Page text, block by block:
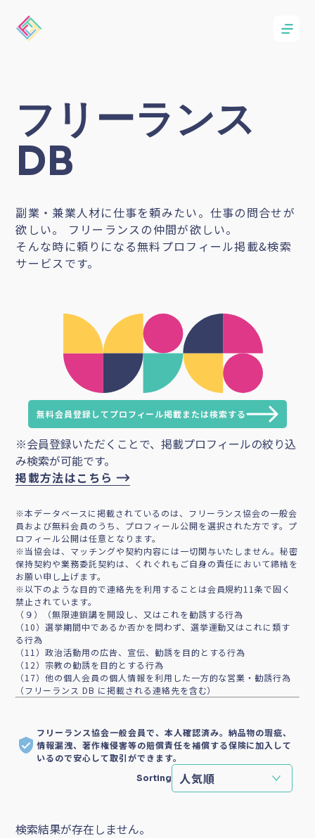
フリーランス
DB
副業・兼業人材に仕事を頼みたい。仕事の問合せが
欲しい。 フリーランスの仲間が欲しい。
そんな時に頼りになる無料プロフィール掲載&検索
サービスです。
無料会員登録してプロフィール掲載または検索する
※会員登録いただくことで、掲載プロフィールの絞り込
み検索が可能です。
掲載方法はこちら
※本データベースに掲載されているのは、フリーランス協会の一般会
員および無料会員のうち、プロフィール公開を選択された方です。プ
ロフィール公開は任意となります。
※当協会は、マッチングや契約内容には一切関与いたしません。秘密
保持契約や業務委託契約は、くれぐれもご自身の責任において締結を
お願い申し上げます。
※以下のような目的で連絡先を利用することは会員規約11条で固く
禁止されています。
（９）（無限連鎖講を開設し、又はこれを勧誘する行為
（10）選挙期間中であるか否かを問わず、選挙運動又はこれに類す
る行為
（11）政治活動用の広告、宣伝、勧誘を目的とする行為
（12）宗教の勧誘を目的とする行為
（17）他の個人会員の個人情報を利用した一方的な営業・勧誘行為
（フリーランス DB に掲載される連絡先を含む）
フリーランス協会一般会員で、本人確認済み。納品物の瑕疵、
情報漏洩、著作権侵害等の賠償責任を補償する保険に加入して
いるので安心して取引ができます。
Sorting
検索結果が存在しません。